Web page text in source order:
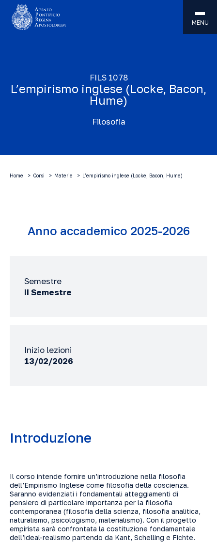
MENU
FILS 1078
L’empirismo inglese (Locke, Bacon,
Hume)
Filosofia
Home Corsi Materie L’empirismo inglese (Locke, Bacon, Hume)
Anno accademico 2025-2026
Semestre
II Semestre
Inizio lezioni
13/02/2026
Introduzione
Il corso intende fornire un’introduzione nella filosofia
dell’Empirismo Inglese come filosofia della coscienza.
Saranno evidenziati i fondamentali atteggiamenti di
pensiero di particolare importanza per la filosofia
contemporanea (filosofia della scienza, filosofia analitica,
naturalismo, psicologismo, materialismo). Con il progetto
empirista sarà confrontata la costituzione fondamentale
dell’ideal-realismo partendo da Kant, Schelling e Fichte.